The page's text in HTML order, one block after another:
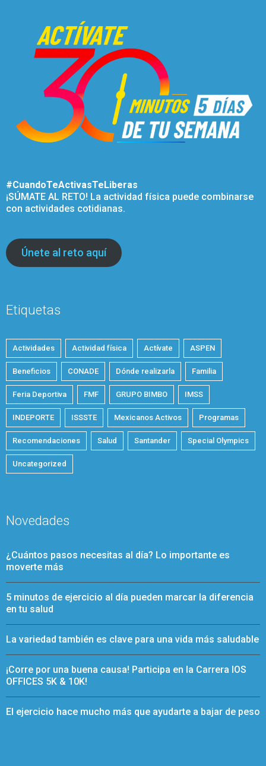
#CuandoTeActivasTeLiberas
¡SÚMATE AL RETO! La actividad física puede combinarse
con actividades cotidianas.
Únete al reto aquí
Etiquetas
Actividades Actividad física Actívate ASPEN
Beneficios CONADE Dónde realizarla Familia
Feria Deportiva FMF GRUPO BIMBO IMSS
INDEPORTE ISSSTE Mexicanos Activos Programas
Recomendaciones Salud Santander Special Olympics
Uncategorized
Novedades
¿Cuántos pasos necesitas al día? Lo importante es
moverte más
5 minutos de ejercicio al día pueden marcar la diferencia
en tu salud
La variedad también es clave para una vida más saludable
¡Corre por una buena causa! Participa en la Carrera IOS
OFFICES 5K & 10K!
El ejercicio hace mucho más que ayudarte a bajar de peso